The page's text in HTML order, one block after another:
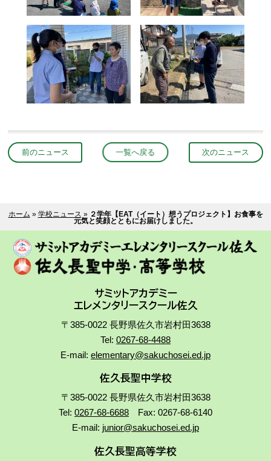
前のニュース 一覧へ戻る 次のニュース
ホーム » 学校ニュース » ２学年【EAT（イート）想うプロジェクト】お食事を
元気と笑顔とともにお届けしました。
サミットアカデミー
エレメンタリースクール佐久
〒385-0022 長野県佐久市岩村田3638
Tel: 0267-68-4488
E-mail: elementary@sakuchosei.ed.jp
佐久長聖中学校
〒385-0022 長野県佐久市岩村田3638
Tel: 0267-68-6688 Fax: 0267-68-6140
E-mail: junior@sakuchosei.ed.jp
佐久長聖高等学校